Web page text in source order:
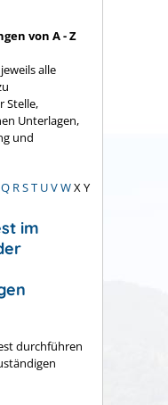
von A - Z
alle
Stelle,
Unterlagen,
und
Q RST UVWX Y
im
durchführen